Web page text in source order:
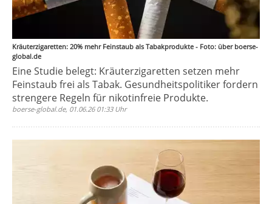
Kräuterzigaretten: 20% mehr Feinstaub als Tabakprodukte - Foto: über boerse-
global.de
Eine Studie belegt: Kräuterzigaretten setzen mehr
Feinstaub frei als Tabak. Gesundheitspolitiker fordern
strengere Regeln für nikotinfreie Produkte.
boerse-global.de, 01.06.26 01:33 Uhr